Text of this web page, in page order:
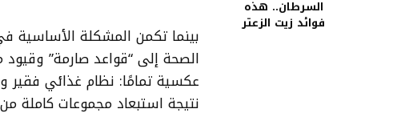
السرطان.. هذه
فوائد زيت الزعتر
بينما تكمن المشكلة الأساسية
الصحة إلى “قواعد صارمة”
عكسية تمامًا: نظام غذائي فقير
نتيجة استبعاد مجموعات كاملة